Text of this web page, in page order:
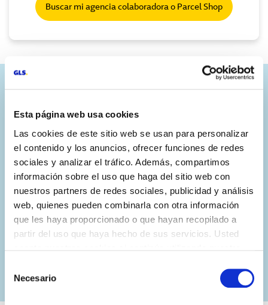
Esta página web usa cookies
Las cookies de este sitio web se usan para personalizar
el contenido y los anuncios, ofrecer funciones de redes
sociales y analizar el tráfico. Además, compartimos
información sobre el uso que haga del sitio web con
nuestros partners de redes sociales, publicidad y análisis
web, quienes pueden combinarla con otra información
que les haya proporcionado o que hayan recopilado a
partir del uso que haya hecho de sus servicios. Usted
Necesario
Buscar mi agencia colaboradora o Parcel Shop
Uno de los servicios de
paquetería líderes en
España
Desde 2005, la filial de GLS, GLS Spain, ha estado en
continuo crecimiento ofreciendo servicios de logística
de paquetería que la han convertido en una de las
compañías del sector líderes en calidad, siendo la